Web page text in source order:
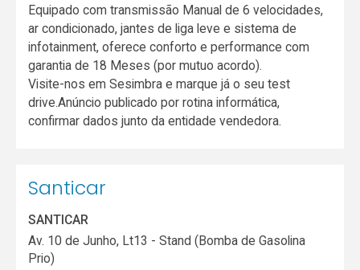
Equipado com transmissão Manual de 6 velocidades,
ar condicionado, jantes de liga leve e sistema de
infotainment, oferece conforto e performance com
garantia de 18 Meses (por mutuo acordo).
Visite-nos em Sesimbra e marque já o seu test
drive.Anúncio publicado por rotina informática,
confirmar dados junto da entidade vendedora.
Santicar
SANTICAR
Av. 10 de Junho, Lt13 - Stand (Bomba de Gasolina
Prio)